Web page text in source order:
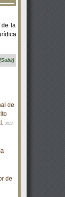
de la
[Subir]
de
2017-
de